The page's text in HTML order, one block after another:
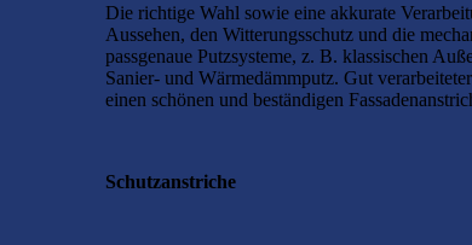
Die richtige Wahl sowie eine akkurate
Aussehen, den Witterungsschutz und die
passgenaue Putzsysteme, z. B. klassischen
Sanier- und Wärmedämmputz. Gut
einen schönen und beständigen
Schutzanstriche